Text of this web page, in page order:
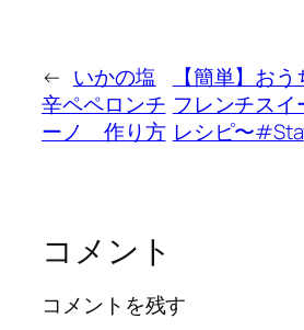
← いかの塩
辛ペペロンチ
ーノ 作り方
【簡単】お
フレンチスイ
レシピ〜
コメント
コメントを残す